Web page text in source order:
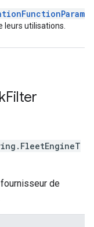
leurs utilisations.
Filter
. FleetEngineT
de